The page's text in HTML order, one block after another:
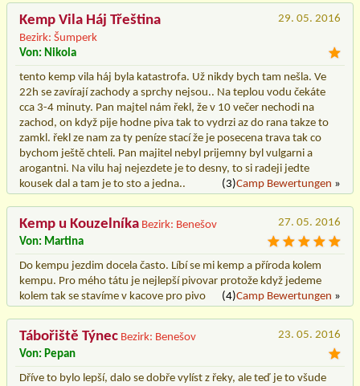
Kemp Vila Háj Třeština
Bezirk: Šumperk
29. 05. 2016
Von: Nikola
tento kemp vila háj byla katastrofa. Už nikdy bych tam nešla. Ve
22h se zavírají zachody a sprchy nejsou.. Na teplou vodu čekáte
cca 3-4 minuty. Pan majtel nám řekl, že v 10 večer nechodi na
zachod, on když pije hodne piva tak to vydrzi az do rana takze to
zamkl. řekl ze nam za ty peníze stací že je posecena trava tak co
bychom ještě chteli. Pan majitel nebyl prijemny byl vulgarni a
arogantni. Na vilu haj nejezdete je to desny, to si radeji jedte
kousek dal a tam je to sto a jedna..
(3)Camp Bewertungen »
Kemp u Kouzelníka Bezirk: Benešov
27. 05. 2016
Von: Martina
Do kempu jezdim docela často. Líbí se mi kemp a příroda kolem
kempu. Pro mého tátu je nejlepší pivovar protože když jedeme
kolem tak se stavíme v kacove pro pivo
(4)Camp Bewertungen »
Tábořiště Týnec Bezirk: Benešov
23. 05. 2016
Von: Pepan
Dříve to bylo lepší, dalo se dobře vylíst z řeky, ale teď je to všude